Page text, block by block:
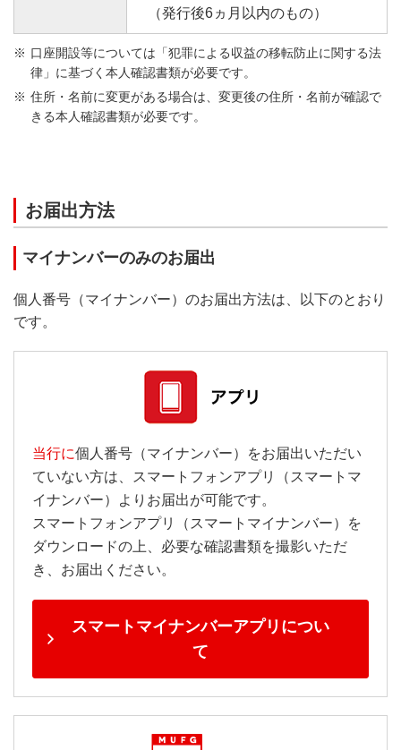
（発行後6ヵ月以内のもの）
口座開設等については「犯罪による収益の移転防止に関する法
律」に基づく本人確認書類が必要です。
住所・名前に変更がある場合は、変更後の住所・名前が確認で
きる本人確認書類が必要です。
お届出方法
マイナンバーのみのお届出
個人番号（マイナンバー）のお届出方法は、以下のとおり
です。
当行に個人番号（マイナンバー）をお届出いただい
ていない方は、スマートフォンアプリ（スマートマ
イナンバー）よりお届出が可能です。
スマートフォンアプリ（スマートマイナンバー）を
ダウンロードの上、必要な確認書類を撮影いただ
き、お届出ください。
スマートマイナンバーアプリについ
て